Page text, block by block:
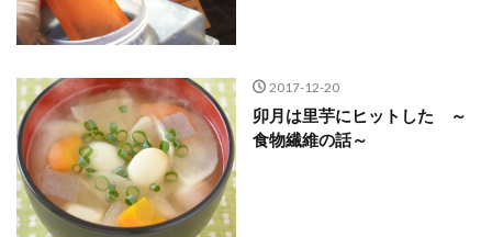
2017-12-20
卯月は里芋にヒットした ～
食物繊維の話～